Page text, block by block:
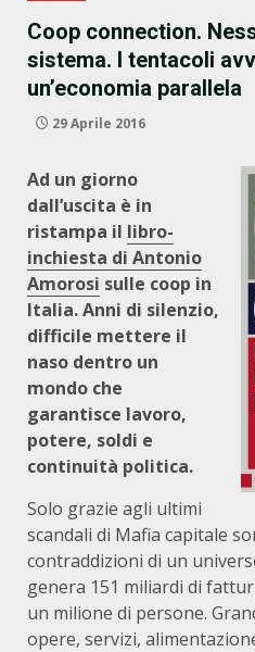
Coop connection.
sistema. I tentacoli
un’economia parallela
29 Aprile 2016
Ad un giorno
dall’uscita è in
ristampa il libro-
inchiesta di Antonio
Amorosi sulle coop in
Italia. Anni di silenzio,
difficile mettere il
naso dentro un
mondo che
garantisce lavoro,
potere, soldi e
continuità politica.
Solo grazie agli ultimi
scandali di Mafia capitale
contraddizioni di un
genera 151 miliardi di
un milione di persone.
opere, servizi,